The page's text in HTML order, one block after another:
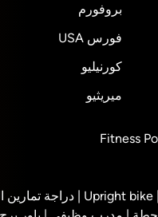
بروفورم
فورس USA
كورنيليو
ميريثيو
Upright bike | دراجة تمارين